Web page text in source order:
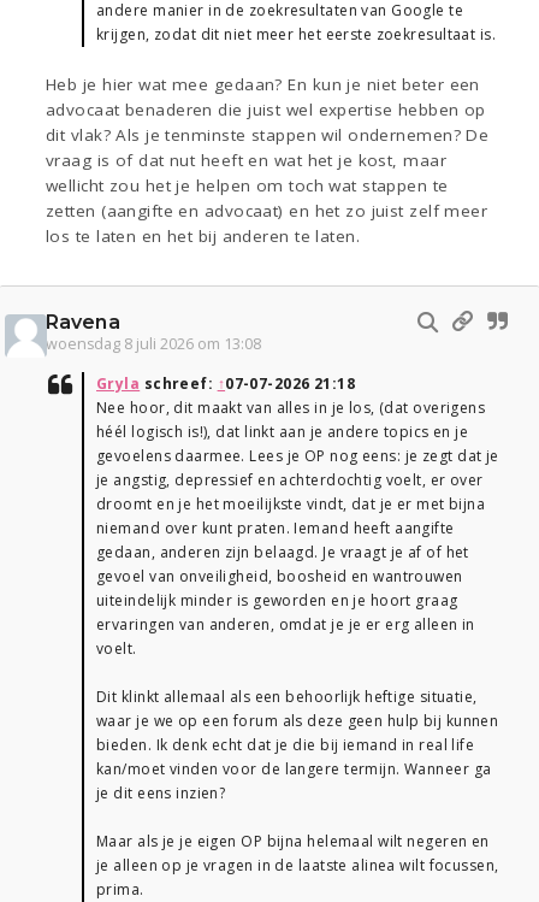
andere manier in de zoekresultaten van Google te
krijgen, zodat dit niet meer het eerste zoekresultaat is.
Heb je hier wat mee gedaan? En kun je niet beter een
advocaat benaderen die juist wel expertise hebben op
dit vlak? Als je tenminste stappen wil ondernemen? De
vraag is of dat nut heeft en wat het je kost, maar
wellicht zou het je helpen om toch wat stappen te
zetten (aangifte en advocaat) en het zo juist zelf meer
los te laten en het bij anderen te laten.
Ravena
woensdag 8 juli 2026 om 13:08
Gryla schreef: ↑07-07-2026 21:18
Nee hoor, dit maakt van alles in je los, (dat overigens
héél logisch is!), dat linkt aan je andere topics en je
gevoelens daarmee. Lees je OP nog eens: je zegt dat je
je angstig, depressief en achterdochtig voelt, er over
droomt en je het moeilijkste vindt, dat je er met bijna
niemand over kunt praten. Iemand heeft aangifte
gedaan, anderen zijn belaagd. Je vraagt je af of het
gevoel van onveiligheid, boosheid en wantrouwen
uiteindelijk minder is geworden en je hoort graag
ervaringen van anderen, omdat je je er erg alleen in
voelt.
Dit klinkt allemaal als een behoorlijk heftige situatie,
waar je we op een forum als deze geen hulp bij kunnen
bieden. Ik denk echt dat je die bij iemand in real life
kan/moet vinden voor de langere termijn. Wanneer ga
je dit eens inzien?
Maar als je je eigen OP bijna helemaal wilt negeren en
je alleen op je vragen in de laatste alinea wilt focussen,
prima.